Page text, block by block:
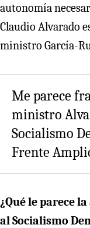
autonomía
Claudio Alvarado
ministro García-
Me parece
ministro
Socialismo
Frente
¿Qué le parece
al Socialismo